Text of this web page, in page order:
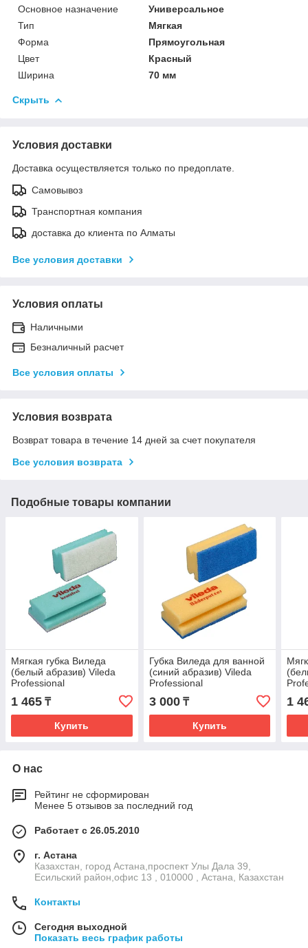
Основное назначение
Универсальное
Тип
Мягкая
Форма
Прямоугольная
Цвет
Красный
Ширина
70 мм
Скрыть
Условия доставки
Доставка осуществляется только по предоплате.
Самовывоз
Транспортная компания
доставка до клиента по Алматы
Все условия доставки
Условия оплаты
Наличными
Безналичный расчет
Все условия оплаты
Условия возврата
Возврат товара в течение 14 дней за счет покупателя
Все условия возврата
Подобные товары компании
Мягкая губка Виледа
(белый абразив) Vileda
Professional
1 465 ₸
Купить
Губка Виледа для ванной
(синий абразив) Vileda
Professional
3 000₸
Купить
1
О нас
Рейтинг не сформирован
Менее 5 отзывов за последний год
Работает с 26.05.2010
г. Астана
Казахстан, город Астана,проспект Улы Дала 39,
Есильский район,офис 13 , 010000 , Астана, Казахстан
Контакты
Сегодня выходной
Показать весь график работы